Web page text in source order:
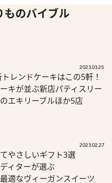
ものバイブル
2023.03.25
レンドケーキはこの5軒！
キが並ぶ新店パティスリー
エキリーブルほか5店
2023.02.27
やさしいギフト3選
ィターが選ぶ
適なヴィーガンスイーツ